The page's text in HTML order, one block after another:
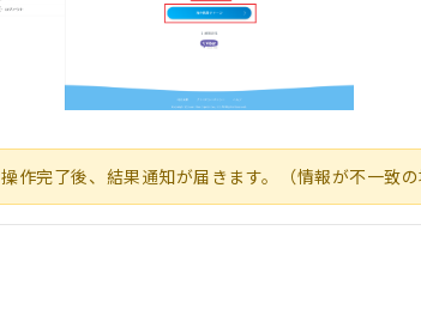
操作完了後、結果通知が届きます。（情報が不⼀致の